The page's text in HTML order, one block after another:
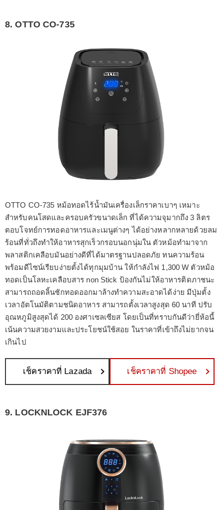
8. OTTO CO-735
OTTO CO-735 หม้อทอดไร้น้ำมันเครื่องเล็กราคาเบาๆ เหมาะ
สำหรับคนโสดและครอบครัวขนาดเล็ก ที่ได้ความจุมากถึง 3 ลิตร
ตอบโจทย์การทอดอาหารและเมนูต่างๆ ได้อย่างหลากหลายด้วยลม
ร้อนที่ทั่วถึงทำให้อาหารสุกเร็วกรอบนอกนุ่มใน ตัวหม้อทำมาจาก
พลาสติกเคลือบมันอย่างดีที่ได้มาตรฐานปลอดภัย ทนความร้อน
พร้อมดีไซน์เรียบง่ายตั้งได้ทุกมุมบ้าน ให้กำลังไฟ 1,300 W ตัวหม้อ
ทอดเป็นโลหะเคลือบสาร non Stick ป้องกันไม่ให้อาหารติดภาชนะ
สามารถถอดลิ้นชักทอดออกมาล้างทำความสะอาดได้ง่าย มีปุ่มตั้ง
เวลาอัตโนมัติตามชนิดอาหาร สามารถตั้งเวลาสูงสุด 60 นาที ปรับ
อุณหภูมิสูงสุดได้ 200 องศาเซลเซียส โดยเป็นที่ทราบกันดีว่ายี่ห้อนี้
เน้นความสวยงามและประโยชน์ใช้สอย ในราคาที่เข้าถึงไม่ยากจน
เกินไป
เช็คราคาที่ Lazada เช็คราคาที่ Shopee
9. LOCKNLOCK EJF376